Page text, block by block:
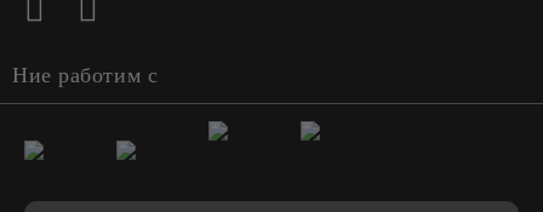
Ние работим с